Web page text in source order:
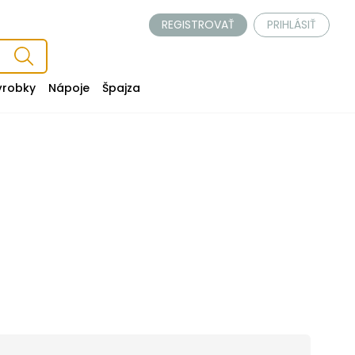
REGISTROVAŤ PRIHLÁSIŤ
Nápoje Špajza